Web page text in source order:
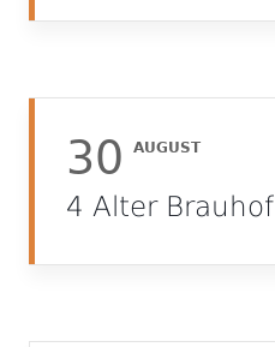
30 AUGUST
4 Alter Brauhof